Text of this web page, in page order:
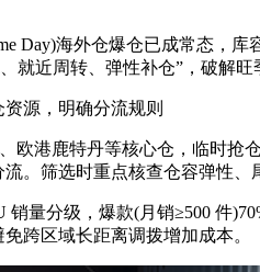
海外仓爆仓已成常态，库
就近周转、弹性补仓”，破解旺
源，明确分流规则
港鹿特丹等核心仓，临时抢仓
。筛选时重点核查仓容弹性
分级，爆款(月销≥500 件
跨区域长距离调拨增加成本。